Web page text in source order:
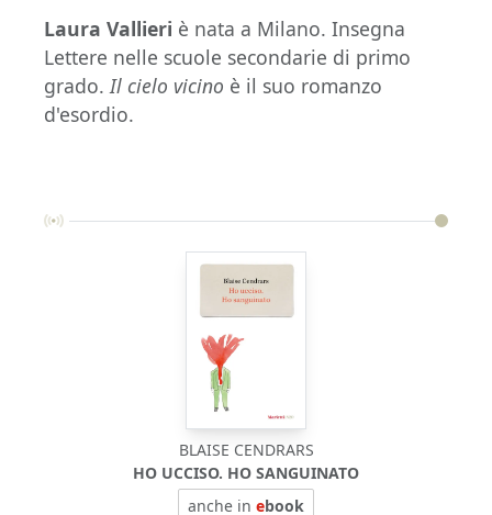
Laura Vallieri è nata a Milano. Insegna
Lettere nelle scuole secondarie di primo
grado.Il cielo vicino è il suo romanzo
d'esordio.
BLAISE CENDRARS
HO UCCISO. HO SANGUINATO
anche in ebook